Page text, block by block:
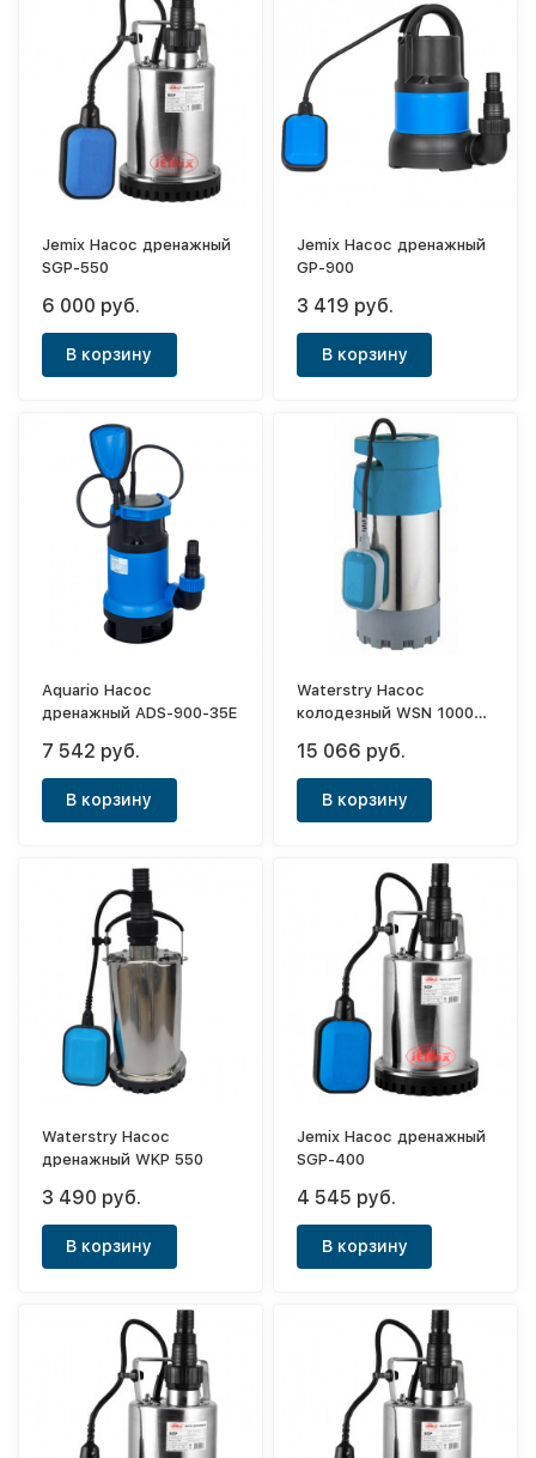
Jemix Насос дренажный
SGP-550
6 000 руб.
В корзину
Jemix Насос дренажный
GP-900
3 419 руб.
В корзину
Aquario Насос
дренажный ADS-900-35E
7 542 руб.
В корзину
Waterstry Насос
колодезный WSN 1000D
15 066 руб.
В корзину
Waterstry Насос
дренажный WKP 550
3 490 руб.
В корзину
Jemix Насос дренажный
SGP-400
4 545 руб.
В корзину